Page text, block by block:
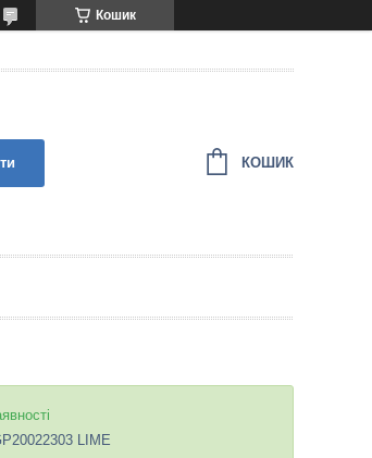
Кошик
КОШИК
LIME